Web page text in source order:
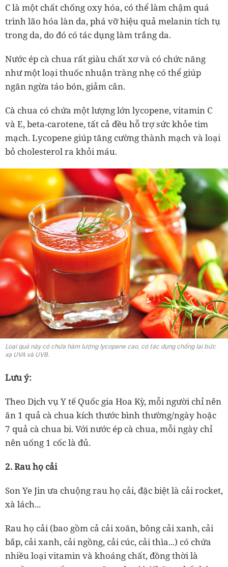
C là một chất chống oxy hóa, có thể làm chậm quá
trình lão hóa làn da, phá vỡ hiệu quả melanin tích tụ
trong da, do đó có tác dụng làm trắng da.
Nước ép cà chua rất giàu chất xơ và có chức năng
như một loại thuốc nhuận tràng nhẹ có thể giúp
ngăn ngừa táo bón, giảm cân.
Cà chua có chứa một lượng lớn lycopene, vitamin C
và E, beta-carotene, tất cả đều hỗ trợ sức khỏe tim
mạch. Lycopene giúp tăng cường thành mạch và loại
bỏ cholesterol ra khỏi máu.
Loại quả này có chứa hàm lượng lycopene cao, có tác dụng chống lại bức
xạ UVA và UVB.
Lưu ý:
Theo Dịch vụ Y tế Quốc gia Hoa Kỳ, mỗi người chỉ nên
ăn 1 quả cà chua kích thước bình thường/ngày hoặc
7 quả cà chua bi. Với nước ép cà chua, mỗi ngày chỉ
nên uống 1 cốc là đủ.
2. Rau họ cải
Son Ye Jin ưa chuộng rau họ cải, đặc biệt là cải rocket,
xà lách...
Rau họ cải (bao gồm cả cải xoăn, bông cải xanh, cải
bắp, cải xanh, cải ngồng, cải cúc, cải thìa...) có chứa
nhiều loại vitamin và khoáng chất, đồng thời là